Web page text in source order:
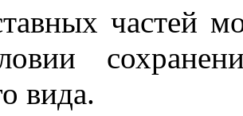
частей
вида.